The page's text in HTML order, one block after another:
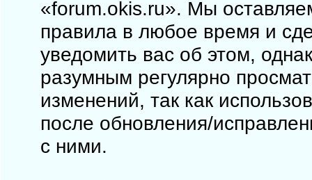
«forum.okis.ru». Мы
правила в любое время и
уведомить вас об этом,
разумным регулярно
изменений, так как
после обновления/
с ними.